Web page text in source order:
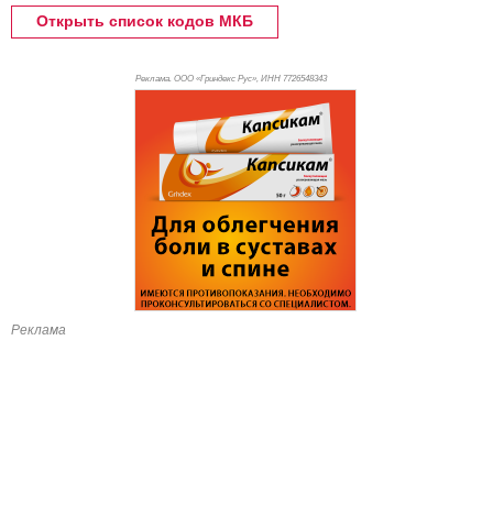
Открыть список кодов МКБ
Реклама. ООО «Гриндекс Рус», ИНН 7726548343
Реклама